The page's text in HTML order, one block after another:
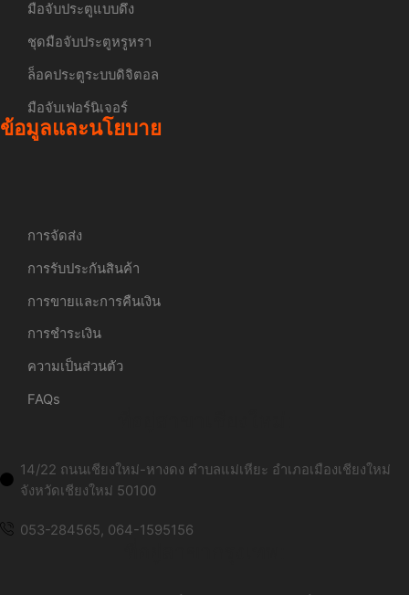
มือจับประตูแบบดึง
ชุดมือจับประตูหรูหรา
ล็อคประตูระบบดิจิตอล
มือจับเฟอร์นิเจอร์
ข้อมูลและนโยบาย
การจัดส่ง
การรับประกันสินค้า
การขายและการคืนเงิน
การชำระเงิน
ความเป็นส่วนตัว
FAQs
14/22 ถนนเชียงใหม่-หางดง ตำบลแม่เหียะ อำเภอเมืองเชียงใหม่
จังหวัดเชียงใหม่ 50100
053-284565, 064-1595156